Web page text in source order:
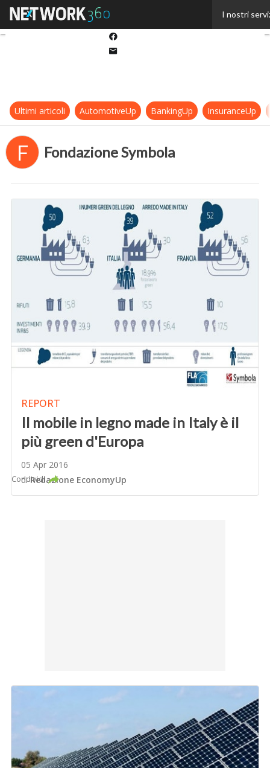
I nostri
Ultimi articoli AutomotiveUp BankingUp InsuranceUp
F Fondazione Symbola
REPORT
Il mobile in legno made in Italy è il
più green d'Europa
05 Apr 2016
diRedazione EconomyUp
Condividi